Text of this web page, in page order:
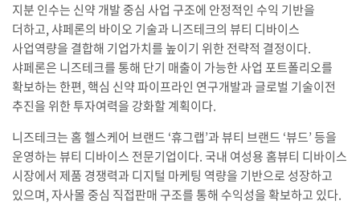
지분 인수는 신약 개발 중심 사업 구조에 안정적인 수익 기반을
더하고, 샤페론의 바이오 기술과 니즈테크의 뷰티 디바이스
사업역량을 결합해 기업가치를 높이기 위한 전략적 결정이다.
샤페론은 니즈테크를 통해 단기 매출이 가능한 사업 포트폴리오를
확보하는 한편, 핵심 신약 파이프라인 연구개발과 글로벌 기술이전
추진을 위한 투자여력을 강화할 계획이다.
니즈테크는 홈 헬스케어 브랜드 ‘휴그랩’과 뷰티 브랜드 ‘뷰드’ 등을
운영하는 뷰티 디바이스 전문기업이다. 국내 여성용 홈뷰티 디바이스
시장에서 제품 경쟁력과 디지털 마케팅 역량을 기반으로 성장하고
있으며, 자사몰 중심 직접판매 구조를 통해 수익성을 확보하고 있다.